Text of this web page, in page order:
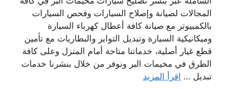
المجالات لصيانة وإصلاح السيارات وفحص السيارات
بالكمبيوتر مع صيانة كافة أعطال كهرباء السيارة
وميكانيكية السيارة وتبديل التواير والبطاريات مع تأمين
قطع غيار أصلية، خدماتنا متاحة أمام المنزل وعلى كافة
الطرق في مخيمات البر ونوفر من خلال بنشرنا خدمات
تبديل … اقرأ المزيد